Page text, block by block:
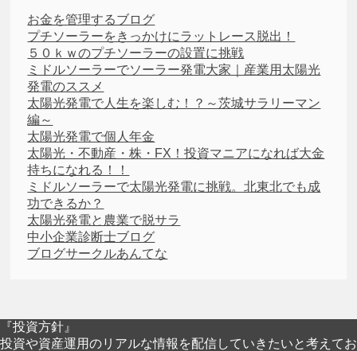
お金を管理するブログ
プチソーラーをきっかけにラットレース脱出！
５０ｋｗのプチソーラーの設置に挑戦
ミドルソーラーでソーラー発電大家｜産業用太陽光
発電のススメ
太陽光発電で人生を楽しむ！？～茨城サラリーマン
編～
太陽光発電で個人年金
太陽光・不動産・株・FX！投資マニアになれば大金
持ちになれる！！
ミドルソーラーで太陽光発電に挑戦。北東北でも成
功できるか？
太陽光発電と農業で脱サラ
中小企業診断士ブログ
ブログサークルあんてな
『投資方針』
投資や資産運用のリアルな情報を配信していきたいと考えてお